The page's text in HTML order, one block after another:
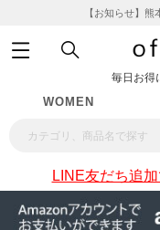
【お知らせ】
毎日お得
WOMEN
LINE友だち追